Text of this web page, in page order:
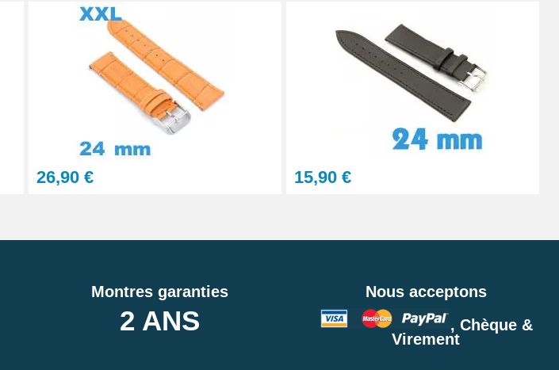
Ajouter au panier
26,90 € 15,90 €
Montres garanties
2 ANS
Nous acceptons
, Chèque &
Virement